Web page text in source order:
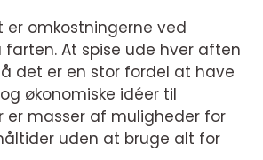
er omkostningerne ved
At spise ude hver aften
det er en stor fordel at have
økonomiske idéer til
er masser af muligheder for
uden at bruge alt for